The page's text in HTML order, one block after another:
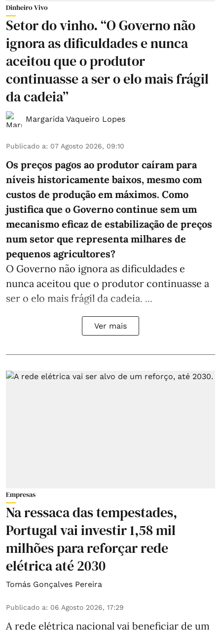
Dinheiro Vivo
Setor do vinho. “O Governo não
ignora as dificuldades e nunca
aceitou que o produtor
continuasse a ser o elo mais frágil
da cadeia”
Margarida Vaqueiro Lopes
Publicado a: 07 Agosto 2026, 09:10
Os preços pagos ao produtor caíram para
níveis historicamente baixos, mesmo com
custos de produção em máximos. Como
justifica que o Governo continue sem um
mecanismo eficaz de estabilização de preços
num setor que representa milhares de
pequenos agricultores?
O Governo não ignora as dificuldades e
nunca aceitou que o produtor continuasse a
ser o elo mais frágil da cadeia. ...
Ver mais
Empresas
Na ressaca das tempestades,
Portugal vai investir 1,58 mil
milhões para reforçar rede
elétrica até 2030
Tomás Gonçalves Pereira
Publicado a: 06 Agosto 2026, 17:29
A rede elétrica nacional vai beneficiar de um